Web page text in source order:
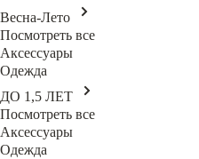
Весна-Лето
Посмотреть все
Аксессуары
Одежда
ДО 1,5 ЛЕТ
Посмотреть все
Аксессуары
Одежда